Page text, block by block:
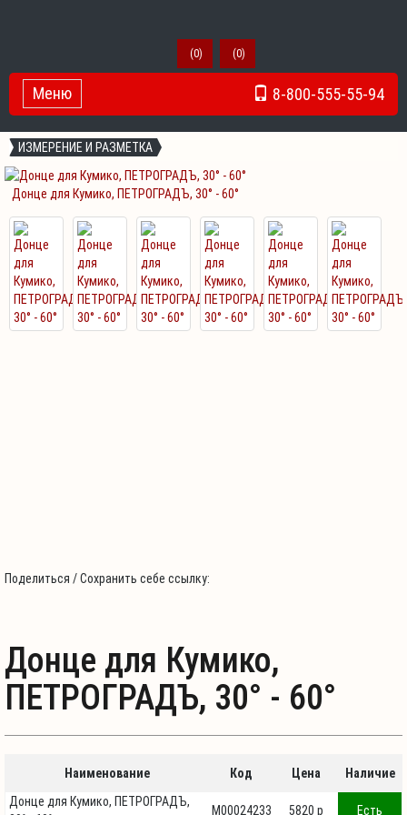
(0) (0)
8-800-555-55-94
Toggle Navigation
Меню
ИЗМЕРЕНИЕ И РАЗМЕТКА
Донце для Кумико, ПЕТРОГРАДЪ, 30° - 60°
Поделиться / Сохранить себе ссылку:
Донце для Кумико,
ПЕТРОГРАДЪ, 30° - 60°
Наименование Код Цена
Наличие
Донце для Кумико, ПЕТРОГРАДЪ,
М00024233 5820 p Есть